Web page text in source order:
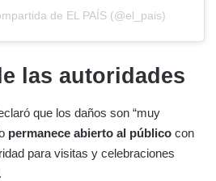
de EL PAÍS (@el_pais)
las autoridades
que los daños son “muy
permanece abierto al público con
para visitas y celebraciones